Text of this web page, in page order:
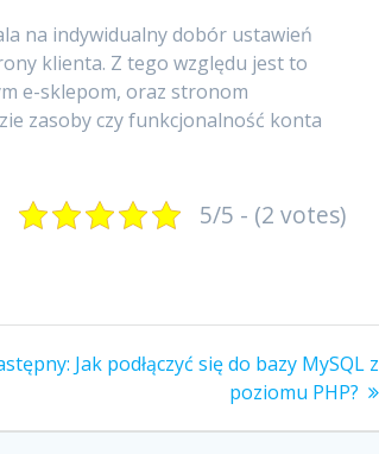
na indywidualny dobór ustawień
klienta. Z tego względu jest to
e-sklepom, oraz stronom
zasoby czy funkcjonalność konta
5/5 - (2 votes)
Następny
Jak podłączyć się do bazy MySQL z
poziomu PHP?